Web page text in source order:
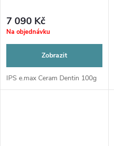
7 090 Kč
Na objednávku
Zobrazit
IPS e.max Ceram Dentin 100g